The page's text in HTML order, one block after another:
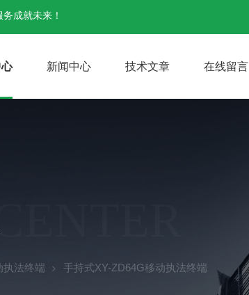
成就未来！
新闻中心 技术文章 在线留言
执法终端 手持式XY-ZD64G移动执法终端